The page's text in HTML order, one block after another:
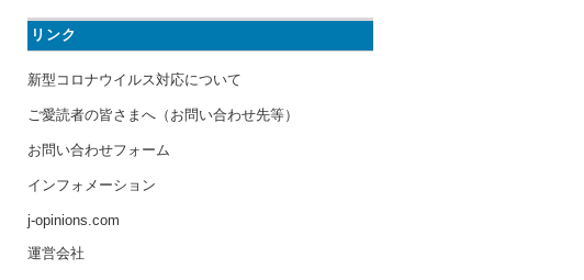
リンク
新型コロナウイルス対応について
ご愛読者の皆さまへ（お問い合わせ先等）
お問い合わせフォーム
インフォメーション
j-opinions.com
運営会社